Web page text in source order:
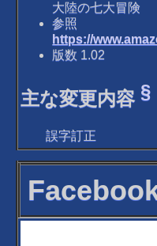
大陸の七大冒険
参照
https://
版数 1.02
主な変更内容§
誤字訂正